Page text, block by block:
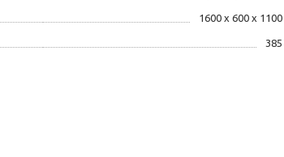
1600 х 600 х 1100
385